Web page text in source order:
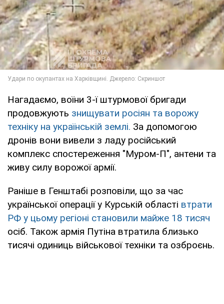
Нагадаємо, воїни 3-ї штурмової бригади
продовжують знищувати росіян та ворожу
техніку на українській землі. За допомогою
дронів вони вивели з ладу російський
комплекс спостереження "Муром-П", антени та
живу силу ворожої армії.
Раніше в Генштабі розповіли, що за час
української операції у Курській області втрати
РФ у цьому регіоні становили майже 18 тисяч
осіб. Також армія Путіна втратила близько
тисячі одиниць військової техніки та озброєнь.